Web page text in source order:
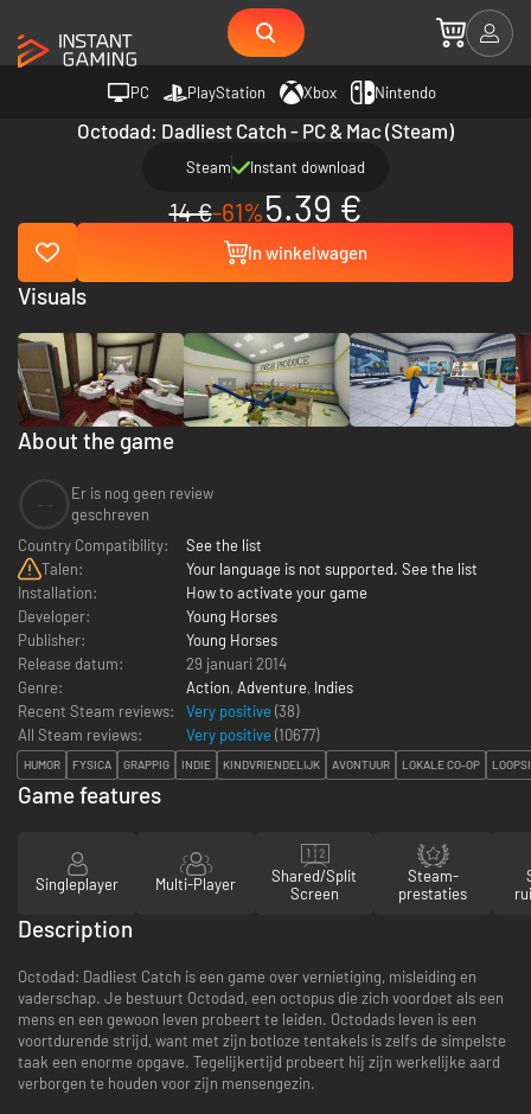
PC PlayStation Xbox Nintendo
Octodad: Dadliest Catch - PC & Mac (Steam)
Steam Instant download
14 €-61%5.39 €
In winkelwagen
About the game
Er is nog geen review
geschreven
Country Compatibility:
See the list
Talen:
Your language is not supported. See the list
Installation:
How to activate your game
Developer:
Young Horses
Publisher:
Young Horses
Release datum:
29 januari 2014
Genre:
Action, Adventure, Indies
Recent Steam reviews:
Very positive (38)
All Steam reviews:
Very positive (10677)
HUMOR FYSICA GRAPPIG INDIE KINDVRIENDELIJK AVONTUUR LOKALE CO-OP
Visuals
Game features
Singleplayer Multi-Player
Shared/Split
Screen
Steam-
prestaties
Description
Octodad: Dadliest Catch is een game over vernietiging, misleiding en
vaderschap. Je bestuurt Octodad, een octopus die zich voordoet als een
mens en een gewoon leven probeert te leiden. Octodads leven is een
voortdurende strijd, want met zijn botloze tentakels is zelfs de simpelste
taak een enorme opgave. Tegelijkertijd probeert hij zijn werkelijke aard
verborgen te houden voor zijn mensengezin.